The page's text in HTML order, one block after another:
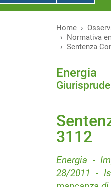
Home
Normativa
Sentenza
Energia
3112
Energia -
28/2011 -